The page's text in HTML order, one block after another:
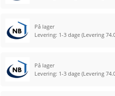
På lager
Levering: 1-3 dage (Levering
På lager
Levering: 1-3 dage (Levering